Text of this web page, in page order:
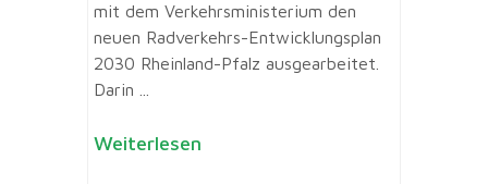
mit dem Verkehrsministerium den
neuen Radverkehrs-Entwicklungsplan
2030 Rheinland-Pfalz ausgearbeitet.
Darin ...
Weiterlesen